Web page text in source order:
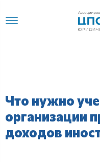
Что нужно
организации
доходов